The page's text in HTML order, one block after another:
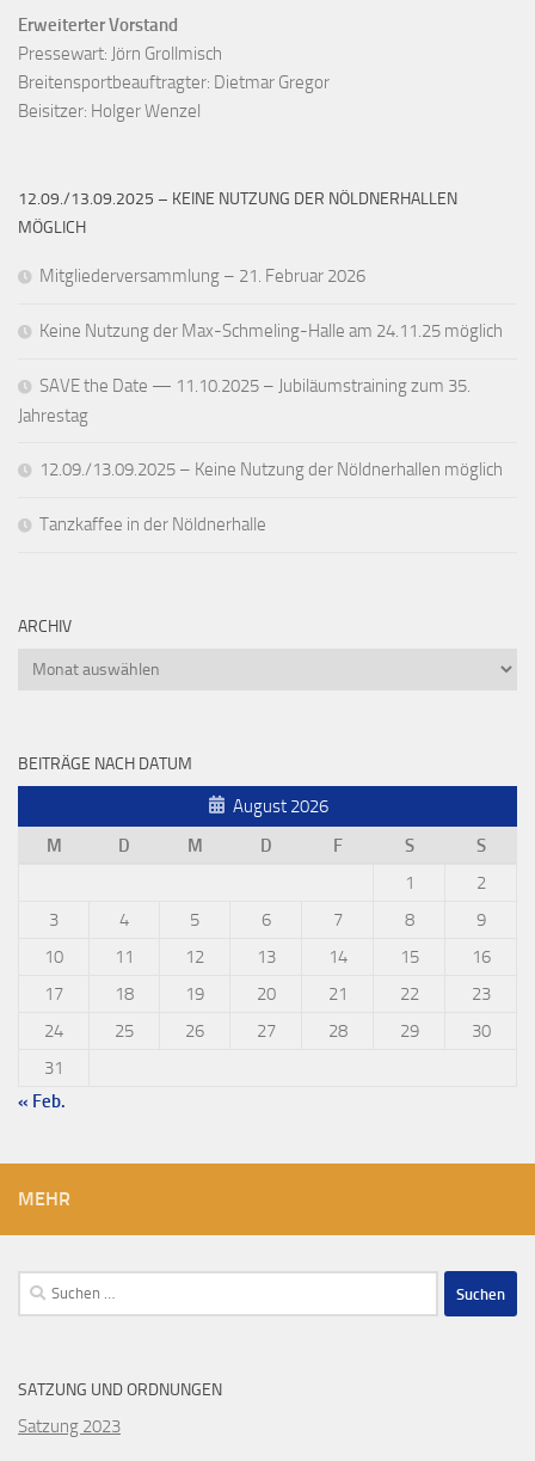
Erweiterter Vorstand
Pressewart: Jörn Grollmisch
Breitensportbeauftragter: Dietmar Gregor
Beisitzer: Holger Wenzel
12.09./13.09.2025 – KEINE NUTZUNG DER NÖLDNERHALLEN
MÖGLICH
Mitgliederversammlung – 21. Februar 2026
Keine Nutzung der Max-Schmeling-Halle am 24.11.25 möglich
SAVE the Date — 11.10.2025 – Jubiläumstraining zum 35.
Jahrestag
12.09./13.09.2025 – Keine Nutzung der Nöldnerhallen möglich
Tanzkaffee in der Nöldnerhalle
ARCHIV
Archiv
BEITRÄGE NACH DATUM
August 2026
M
D M D F S
S
1
2
3
4 5 6 7 8
9
10
11 12 13 14 15
16
17
18 19 20 21 22
23
24
25 26 27 28 29
30
31
« Feb.
MEHR
Suchen
nach:
SATZUNG UND ORDNUNGEN
Satzung 2023